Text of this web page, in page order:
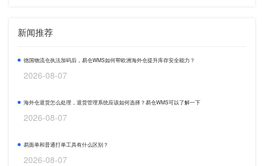
新闻推荐
德国物流仓执法加码后，易仓WMS如何帮欧洲海外仓提升库存安全能力？
2026-08-07
海外仓退货怎么处理，退货管理系统应该如何选择？易仓WMS可以了解一下
2026-08-07
易面单和普通打单工具有什么区别？
2026-08-07